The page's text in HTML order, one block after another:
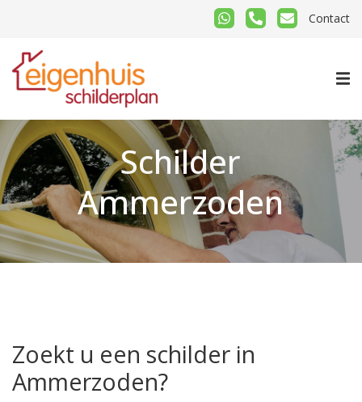
Contact
Schilder
Ammerzoden
Zoekt u een schilder in
Ammerzoden?